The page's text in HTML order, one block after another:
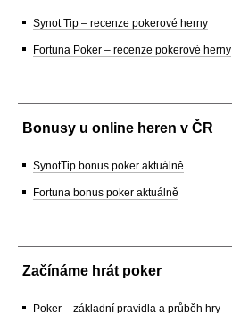
Synot Tip – recenze pokerové herny
Fortuna Poker – recenze pokerové herny
Bonusy u online heren v ČR
SynotTip bonus poker aktuálně
Fortuna bonus poker aktuálně
Začínáme hrát poker
Poker – základní pravidla a průběh hry